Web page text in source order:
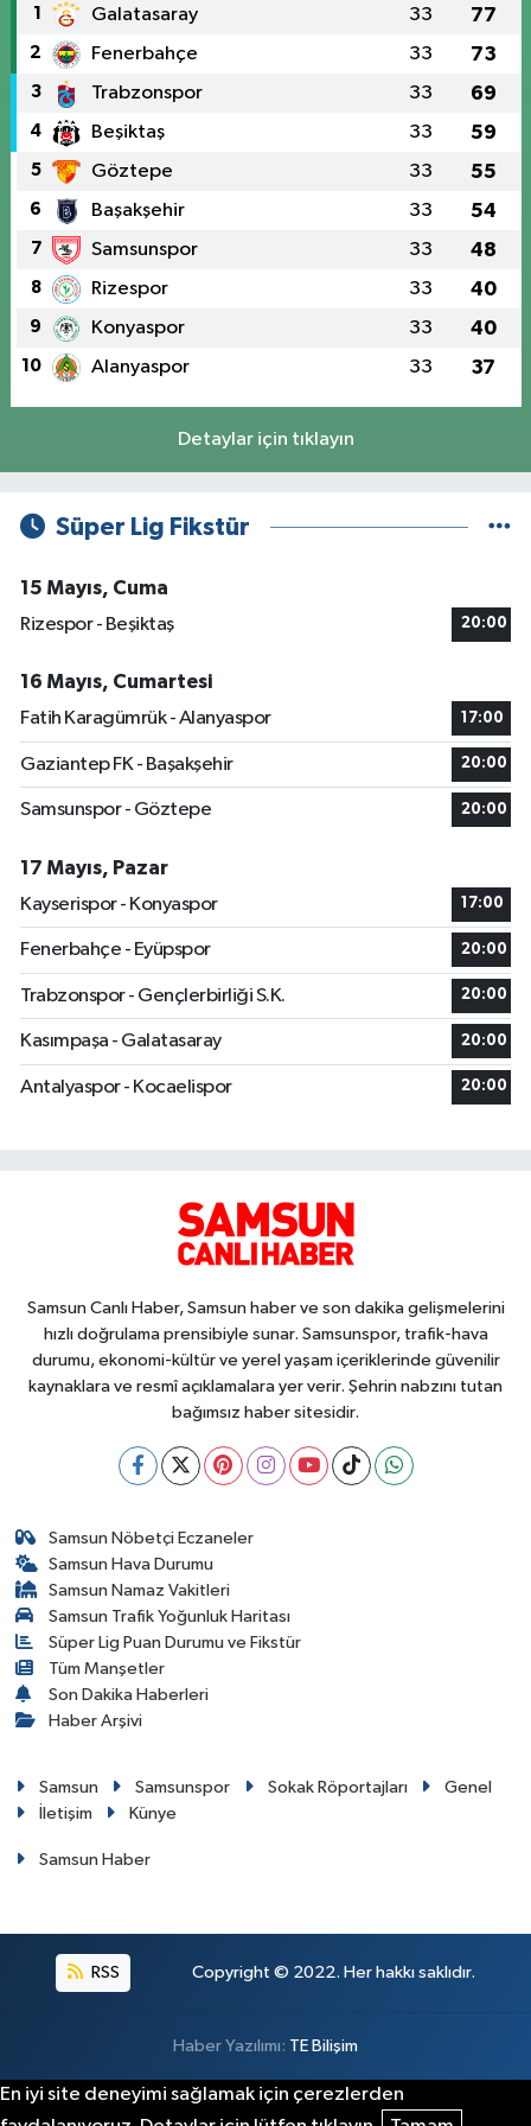
1 Galatasaray 33 77
2 Fenerbahçe 33 73
3 Trabzonspor 33 69
4 Beşiktaş 33 59
5 Göztepe 33 55
6 Başakşehir 33 54
7 Samsunspor 33 48
8 Rizespor 33 40
9 Konyaspor 33 40
10 Alanyaspor 33 37
Detaylar için tıklayın
Süper Lig Fikstür
15 Mayıs, Cuma
Rizespor - Beşiktaş
20:00
16 Mayıs, Cumartesi
Fatih Karagümrük - Alanyaspor
17:00
Gaziantep FK - Başakşehir 20:00
Samsunspor - Göztepe 20:00
17 Mayıs, Pazar
Kayserispor - Konyaspor
17:00
Fenerbahçe - Eyüpspor 20:00
Trabzonspor - Gençlerbirliği S.K. 20:00
Kasımpaşa - Galatasaray 20:00
Antalyaspor - Kocaelispor 20:00
Samsun Canlı Haber, Samsun haber ve son dakika gelişmelerini
hızlı doğrulama prensibiyle sunar. Samsunspor, trafik-hava
durumu, ekonomi-kültür ve yerel yaşam içeriklerinde güvenilir
kaynaklara ve resmî açıklamalara yer verir. Şehrin nabzını tutan
bağımsız haber sitesidir.
Samsun Nöbetçi Eczaneler
Samsun Hava Durumu
Samsun Namaz Vakitleri
Samsun Trafik Yoğunluk Haritası
Süper Lig Puan Durumu ve Fikstür
Tüm Manşetler
Son Dakika Haberleri
Haber Arşivi
Samsun Samsunspor Sokak Röportajları
Genel
İletişim
Künye
Samsun Haber
RSS Copyright © 2022. Her hakkı saklıdır.
Haber Yazılımı: TE Bilişim
En iyi site deneyimi sağlamak için çerezlerden